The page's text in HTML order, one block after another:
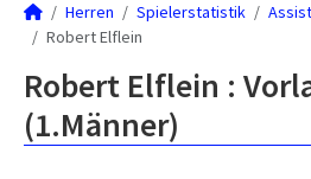
Herren Spielerstatistik
Robert Elflein
Robert Elflein :
(1.Männer)